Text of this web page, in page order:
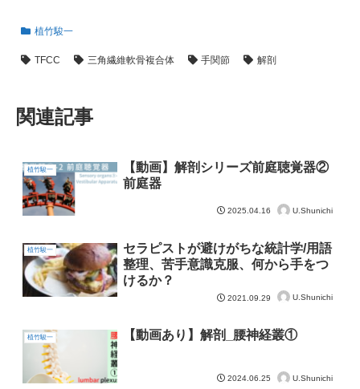
植竹駿一
TFCC 三角繊維軟骨複合体 手関節 解剖
関連記事
植竹駿一
【動画】解剖シリーズ前庭聴覚器②
前庭器
2025.04.16 U.Shunichi
植竹駿一
セラピストが避けがちな統計学/用語
整理、苦手意識克服、何から手をつ
けるか？
2021.09.29 U.Shunichi
植竹駿一 【動画あり】解剖_腰神経叢①
2024.06.25 U.Shunichi